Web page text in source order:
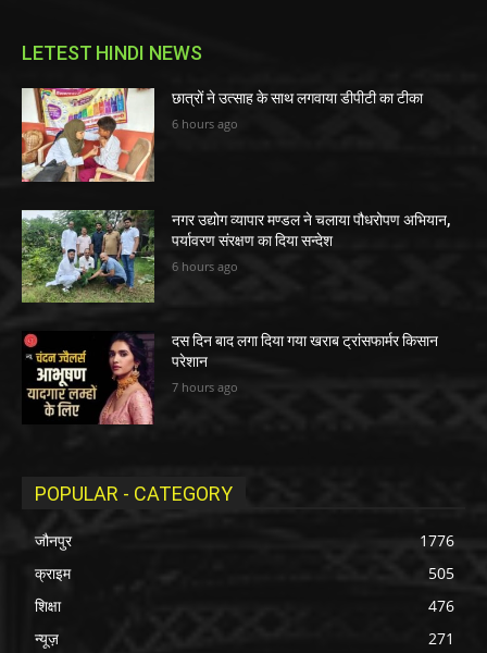
LETEST HINDI NEWS
छात्रों ने उत्साह के साथ लगवाया डीपीटी का टीका
6 hours ago
नगर उद्योग व्यापार मण्डल ने चलाया पौधरोपण अभियान,
पर्यावरण संरक्षण का दिया सन्देश
6 hours ago
दस दिन बाद लगा दिया गया खराब ट्रांसफार्मर किसान
परेशान
7 hours ago
POPULAR - CATEGORY
जौनपुर
1776
क्राइम
505
शिक्षा
476
न्यूज़
271